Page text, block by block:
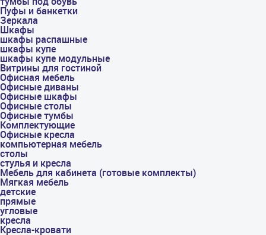
Пуфы и банкетки
Зеркала
Шкафы
шкафы распашные
шкафы купе
шкафы купе модульные
Витрины для гостиной
Офисная мебель
Офисные диваны
Офисные шкафы
Офисные столы
Офисные тумбы
Комплектующие
Офисные кресла
компьютерная мебель
столы
стулья и кресла
Мебель для кабинета (готовые комплекты)
Мягкая мебель
детские
прямые
угловые
кресла
Кресла-кровати